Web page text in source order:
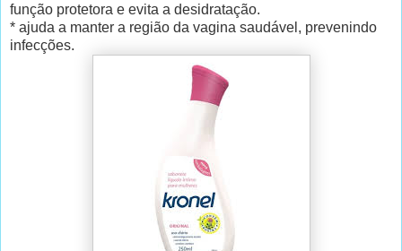
função protetora e evita a desidratação.
* ajuda a manter a região da vagina saudável, prevenindo
infecções.